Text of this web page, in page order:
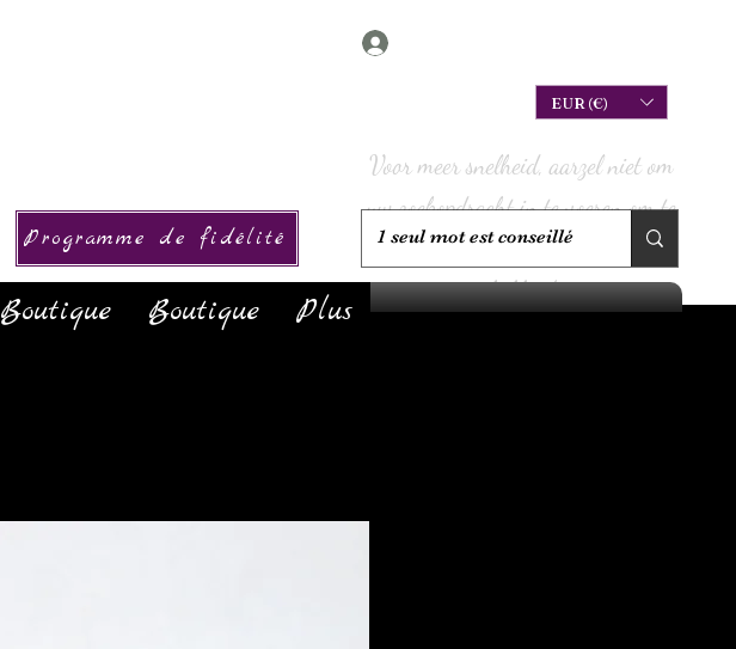
EUR (€)
Programme de fidélité
Boutique Boutique Plus
Voor meer snelheid, aarzel niet om
uw zoekopdracht in te voeren om te
controleren of we deze op voorraad
hebben!